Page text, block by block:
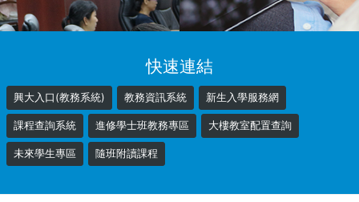
快速連結
興大入口(教務系統) 教務資訊系統 新生入學服務網
課程查詢系統 進修學士班教務專區 大樓教室配置查詢
未來學生專區 隨班附讀課程